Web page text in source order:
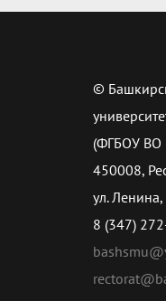
©
(ФГБОУ
450008,
ул. Ленина,
8 (347)